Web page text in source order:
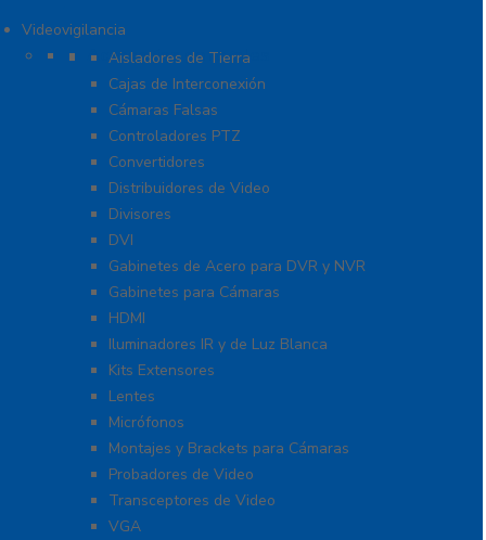
Videovigilancia
Accesorios generales
Aisladores de Tierra
Cajas de Interconexión
Cámaras Falsas
Controladores PTZ
Convertidores
Distribuidores de Video
Divisores
DVI
Gabinetes de Acero para DVR y NVR
Gabinetes para Cámaras
HDMI
Iluminadores IR y de Luz Blanca
Kits Extensores
Lentes
Micrófonos
Montajes y Brackets para Cámaras
Probadores de Video
Transceptores de Video
VGA